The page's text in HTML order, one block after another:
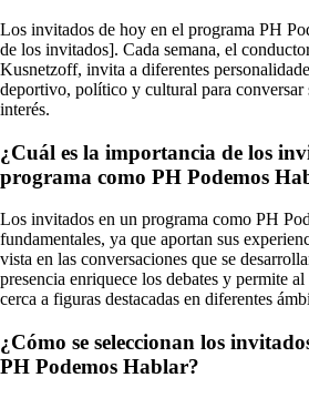
Los invitados de hoy en el programa PH
de los invitados]. Cada semana, el
Kusnetzoff, invita a diferentes
deportivo, político y cultural para conversar
interés.
¿Cuál es la importancia de los
programa como PH Podemos
Los invitados en un programa como PH
fundamentales, ya que aportan sus
vista en las conversaciones que se
presencia enriquece los debates y permite
cerca a figuras destacadas en diferentes
¿Cómo se seleccionan los
PH Podemos Hablar?